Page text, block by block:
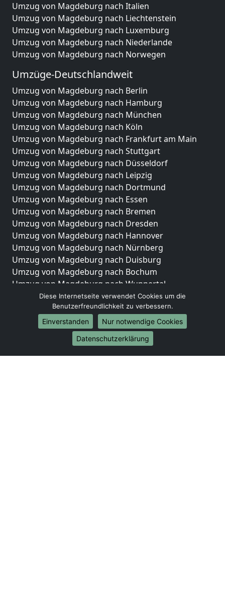
Umzug von Magdeburg nach Italien
Umzug von Magdeburg nach Liechtenstein
Umzug von Magdeburg nach Luxemburg
Umzug von Magdeburg nach Niederlande
Umzug von Magdeburg nach Norwegen
Umzüge-Deutschlandweit
Umzug von Magdeburg nach Berlin
Umzug von Magdeburg nach Hamburg
Umzug von Magdeburg nach München
Umzug von Magdeburg nach Köln
Umzug von Magdeburg nach Frankfurt am Main
Umzug von Magdeburg nach Stuttgart
Umzug von Magdeburg nach Düsseldorf
Umzug von Magdeburg nach Leipzig
Umzug von Magdeburg nach Dortmund
Umzug von Magdeburg nach Essen
Umzug von Magdeburg nach Bremen
Umzug von Magdeburg nach Dresden
Umzug von Magdeburg nach Hannover
Umzug von Magdeburg nach Nürnberg
Umzug von Magdeburg nach Duisburg
Umzug von Magdeburg nach Bochum
Umzug von Magdeburg nach Wuppertal
Umzug von Magdeburg nach Bielefeld
Umzug von Magdeburg nach Bonn
Umzug von Magdeburg nach Münster
Internationale-Umzüge
Umzug von Magdeburg nach Brasilien
Diese Internetseite verwendet Cookies um die
Benutzerfreundlichkeit zu verbessern.
Einverstanden
Nur notwendige Cookies
Datenschutzerklärung